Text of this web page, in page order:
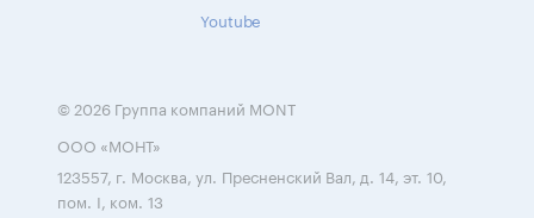
Youtube
© 2026 Группа компаний MONT
ООО «МОНТ»
123557, г. Москва, ул. Пресненский Вал, д. 14, эт. 10,
пом. I, ком. 13